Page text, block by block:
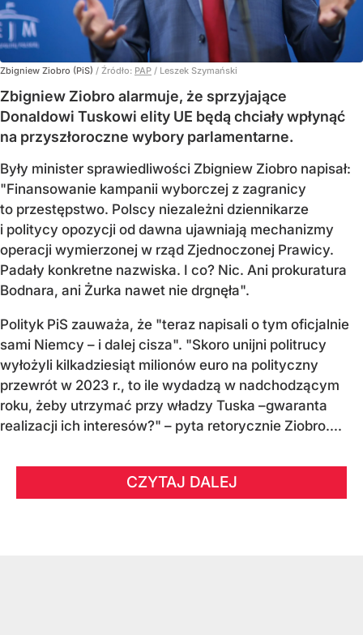
Zbigniew Ziobro (PiS) / Źródło: PAP / Leszek Szymański
Zbigniew Ziobro alarmuje, że sprzyjające
Donaldowi Tuskowi elity UE będą chciały wpłynąć
na przyszłoroczne wybory parlamentarne.
Były minister sprawiedliwości Zbigniew Ziobro napisał:
"Finansowanie kampanii wyborczej z zagranicy
to przestępstwo. Polscy niezależni dziennikarze
i politycy opozycji od dawna ujawniają mechanizmy
operacji wymierzonej w rząd Zjednoczonej Prawicy.
Padały konkretne nazwiska. I co? Nic. Ani prokuratura
Bodnara, ani Żurka nawet nie drgnęła".
Polityk PiS zauważa, że "teraz napisali o tym oficjalnie
sami Niemcy – i dalej cisza". "Skoro unijni politrucy
wyłożyli kilkadziesiąt milionów euro na polityczny
przewrót w 2023 r., to ile wydadzą w nadchodzącym
roku, żeby utrzymać przy władzy Tuska –gwaranta
realizacji ich interesów?" – pyta retorycznie Ziobro....
CZYTAJ DALEJ